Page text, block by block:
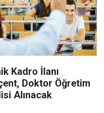
Kadro İlanı
Doktor Öğretim
Alınacak